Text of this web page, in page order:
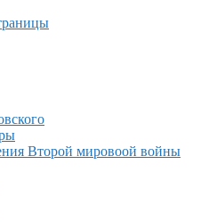
Второй мировоой войны